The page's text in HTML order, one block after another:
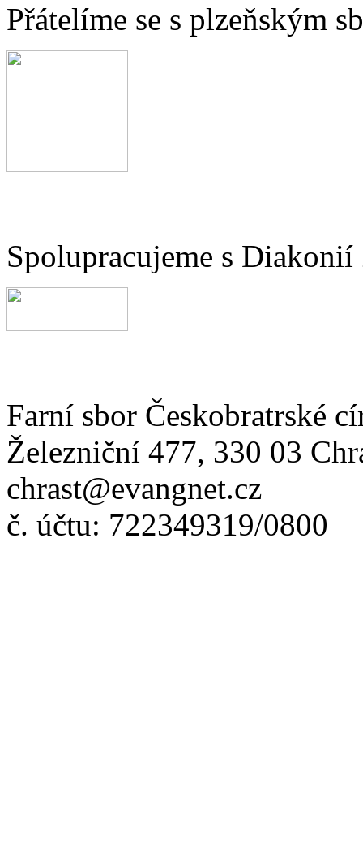
Přátelíme se s plzeňským
Spolupracujeme s Diakonií
Farní sbor Českobratrské
Železniční 477, 330 03
chrast@evangnet.cz
č. účtu: 722349319/0800